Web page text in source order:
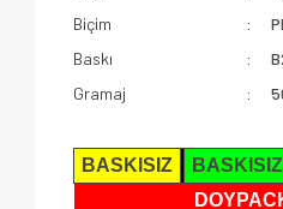
Biçim
Baskı
Gramaj
BASKISIZ BASKISIZ